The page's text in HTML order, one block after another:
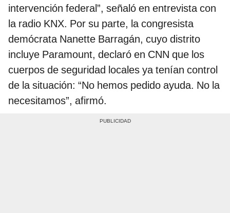
intervención federal”, señaló en entrevista con
la radio KNX. Por su parte, la congresista
demócrata Nanette Barragán, cuyo distrito
incluye Paramount, declaró en CNN que los
cuerpos de seguridad locales ya tenían control
de la situación: “No hemos pedido ayuda. No la
necesitamos”, afirmó.